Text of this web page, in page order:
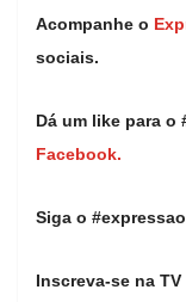
Acompanhe o
sociais.
Dá um like para o
Facebook.
Siga o
Inscreva-se na